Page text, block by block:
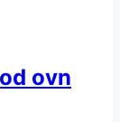
ovn